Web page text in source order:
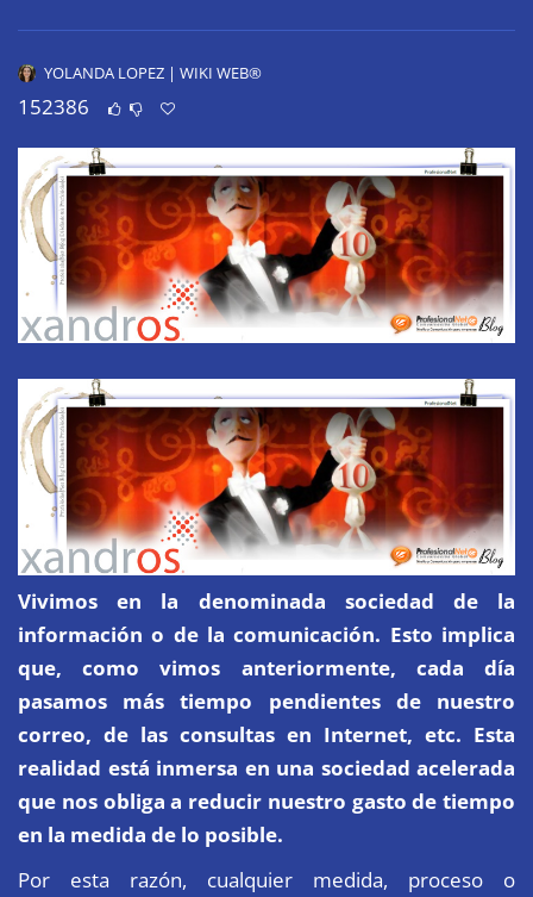
YOLANDA LOPEZ | WIKI WEB®
152386
Vivimos en la denominada sociedad de la
información o de la comunicación. Esto implica
que,como vimos anteriormente, cada día
pasamos más tiempo pendientes de nuestro
correo, de las consultas en Internet, etc. Esta
realidad está inmersa en una sociedad acelerada
que nos obliga a reducir nuestro gasto de tiempo
en la medida de lo posible.
Por esta razón, cualquier medida, proceso o